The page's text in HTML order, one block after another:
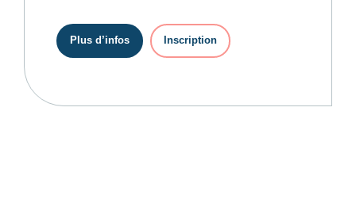
Plus d’infos Inscription